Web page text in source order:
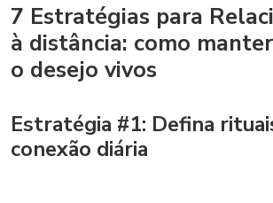
7 Estratégias para
à distância: como
o desejo vivos
Estratégia #1: Defina
conexão diária